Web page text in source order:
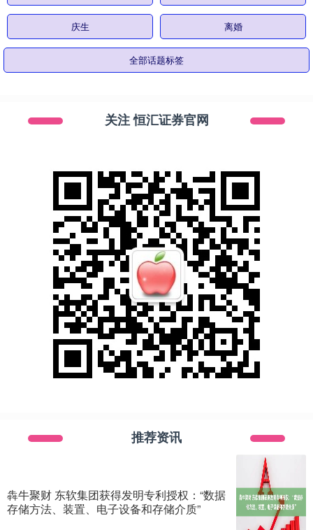
庆生 离婚
全部话题标签
关注 恒汇证券官网
推荐资讯
犇牛聚财 东软集团获得发明专利授权：“数据
存储方法、装置、电子设备和存储介质”